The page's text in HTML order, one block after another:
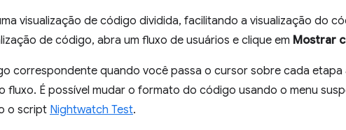
visualização de código dividida, facilitando a visualização do
de código, abra um fluxo de usuários e clique em Mostrar
correspondente quando você passa o cursor sobre cada etapa
É possível mudar o formato do código usando o menu
o script Nightwatch Test.